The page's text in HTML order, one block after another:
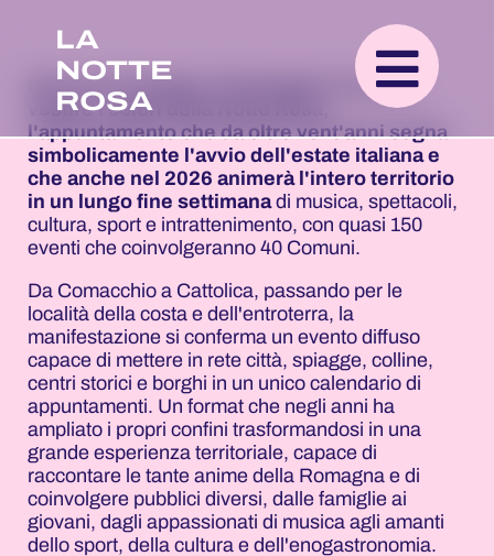
LA
NOTTE
ROSA
Dal 19 al 21 giugno la Romagna tornerà a
vestire i colori della Notte Rosa,
l'appuntamento che da oltre vent'anni segna
simbolicamente l'avvio dell'estate italiana e
che anche nel 2026 animerà l'intero territorio
in un lungo fine settimanadi musica, spettacoli,
cultura, sport e intrattenimento, con quasi 150
eventi che coinvolgeranno 40 Comuni.
Da Comacchio a Cattolica, passando per le
località della costa e dell'entroterra, la
manifestazione si conferma un evento diffuso
capace di mettere in rete città, spiagge, colline,
centri storici e borghi in un unico calendario di
appuntamenti. Un format che negli anni ha
ampliato i propri confini trasformandosi in una
grande esperienza territoriale, capace di
raccontare le tante anime della Romagna e di
coinvolgere pubblici diversi, dalle famiglie ai
giovani, dagli appassionati di musica agli amanti
dello sport, della cultura e dell'enogastronomia.